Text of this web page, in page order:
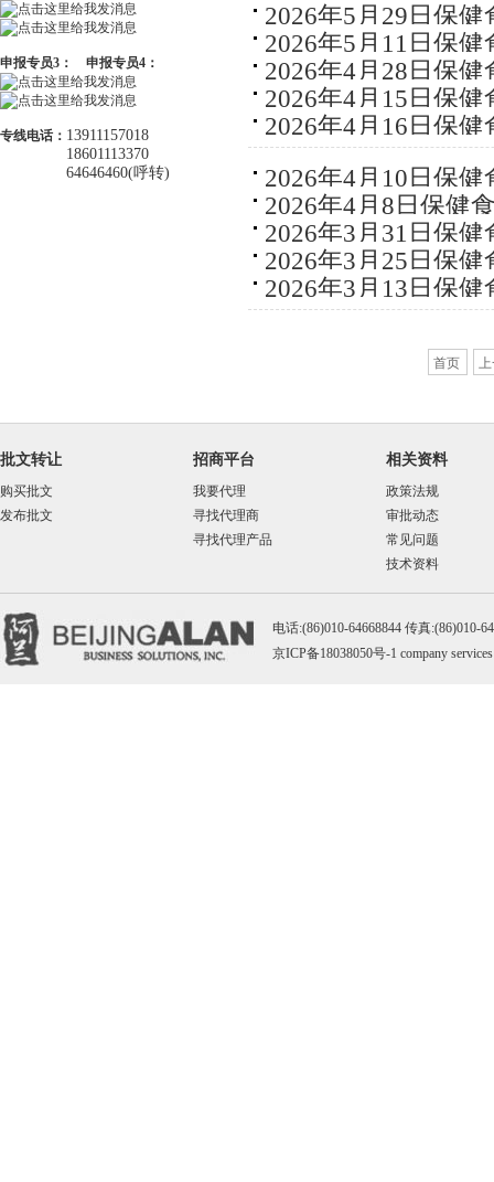
申报专员3： 申报专员4：
专线电话： 13911157018
18601113370
64646460(呼转)
2026年5月29日保
2026年5月11日保
2026年4月28日保
2026年4月15日保
2026年4月16日保
2026年4月10日保
2026年4月8日保健
2026年3月31日保
2026年3月25日保
2026年3月13日保
首页
批文转让
购买批文
发布批文
招商平台
我要代理
寻找代理商
寻找代理产品
相关资料
政策法规
审批动态
常见问题
技术资料
电话:(86)010-64668844 传真:(86)010-
京ICP备18038050号-1 company